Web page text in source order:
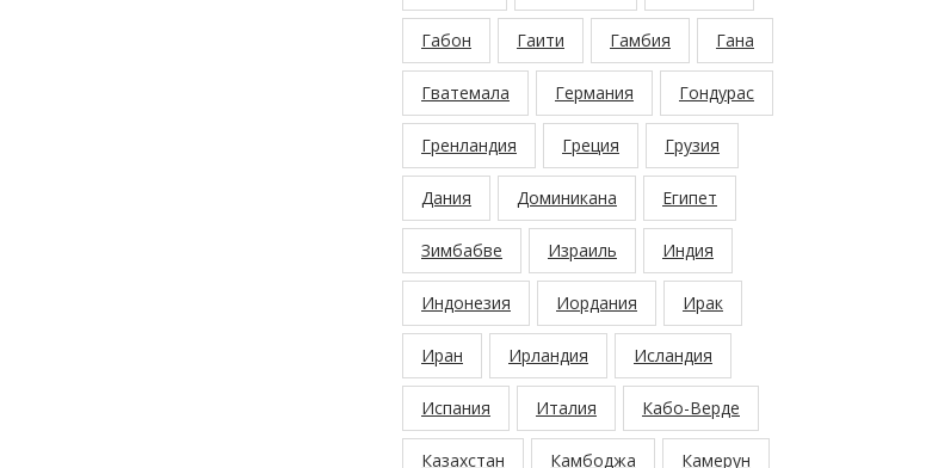
Габон Гаити Гамбия Гана
Гватемала Германия Гондурас
Гренландия Греция Грузия
Дания Доминикана Египет
Зимбабве Израиль Индия
Индонезия Иордания Ирак
Иран Ирландия Исландия
Испания Италия Кабо-Верде
Казахстан Камбоджа Камерун